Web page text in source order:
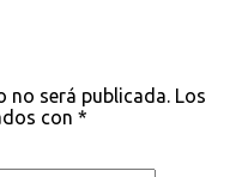
no será publicada. Los
con *